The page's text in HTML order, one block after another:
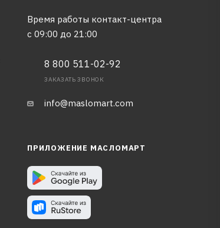
Время работы контакт-центра
с 09:00 до 21:00
8 800 511-02-92
ЗАКАЗАТЬ ЗВОНОК
info@maslomart.com
ПРИЛОЖЕНИЕ МАСЛОМАРТ